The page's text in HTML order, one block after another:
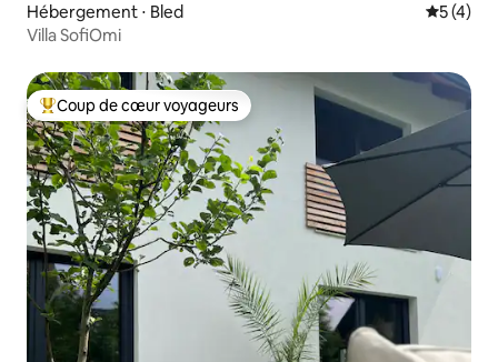
Hébergement ⋅ Bled
5 (4)
Villa SofiOmi
Coups de cœur voyageurs les plus appréciés
Coup de cœur voyageurs